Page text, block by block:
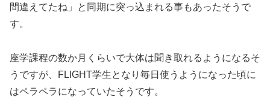
間違えてたね」と同期に突っ込まれる事もあったそうで
す。
座学課程の数か月くらいで大体は聞き取れるようになるそ
うですが、FLIGHT学生となり毎日使うようになった頃に
はペラペラになっていたそうです。